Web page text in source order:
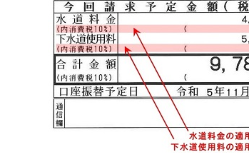
ペット
保険課
健康づくり課
建設部
建設政策課